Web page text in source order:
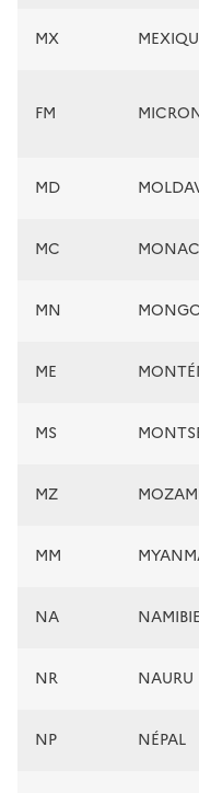
MX
FM
MD
MC
MN
ME
MS
MZ
MM
NA NAMIBIE
NR NAURU
NP NÉPAL